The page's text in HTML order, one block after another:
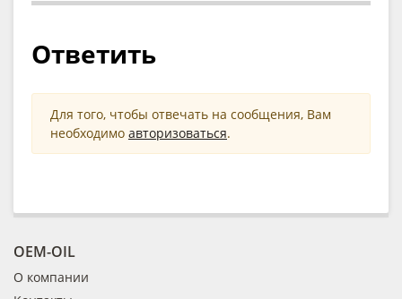
Ответить
Для того, чтобы отвечать на сообщения, Вам
необходимо авторизоваться.
OEM-OIL
О компании